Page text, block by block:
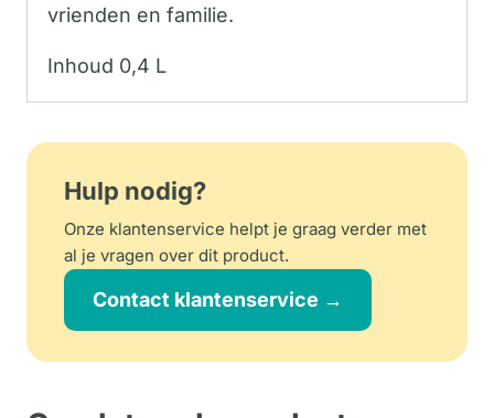
vrienden en familie.
Inhoud 0,4 L
Hulp nodig?
Onze klantenservice helpt je graag verder met
al je vragen over dit product.
Contact klantenservice →